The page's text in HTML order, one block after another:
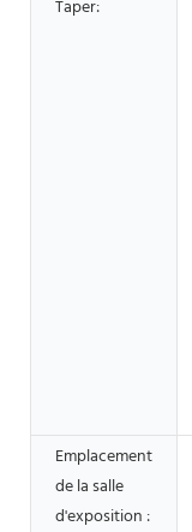
Taper:
Emplacement
de la salle
d'exposition :